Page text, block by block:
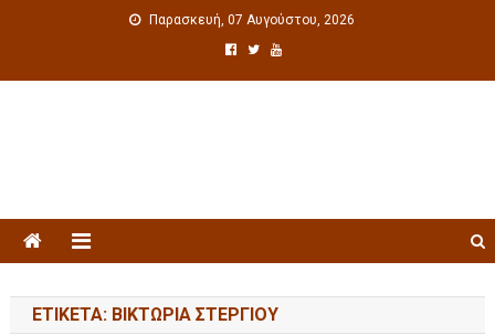
Παρασκευή, 07 Αυγούστου, 2026
ΕΤΙΚΈΤΑ: ΒΙΚΤΏΡΙΑ ΣΤΕΡΓΊΟΥ